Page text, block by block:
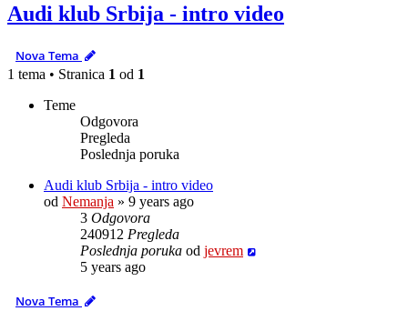
Audi klub Srbija - intro video
Nova Tema
1 tema • Stranica 1 od 1
Teme
Odgovora
Pregleda
Poslednja poruka
Audi klub Srbija - intro video
od Nemanja » 9 years ago
3 Odgovora
240912 Pregleda
Poslednja poruka od jevrem
5 years ago
Nova Tema